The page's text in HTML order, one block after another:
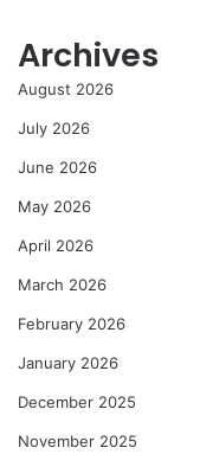
Archives
August 2026
July 2026
June 2026
May 2026
April 2026
March 2026
February 2026
January 2026
December 2025
November 2025